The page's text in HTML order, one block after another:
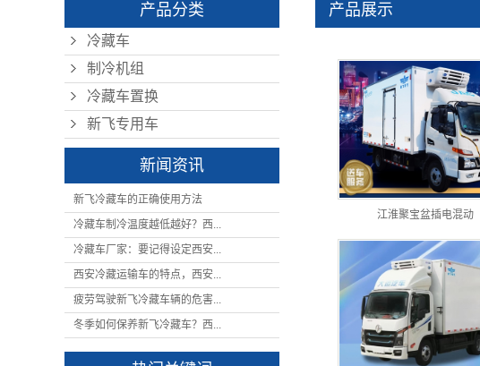
产品分类
冷藏车
制冷机组
冷藏车置换
新飞专用车
新闻资讯
新飞冷藏车的正确使用方法
冷藏车制冷温度越低越好？西...
冷藏车厂家：要记得设定西安...
西安冷藏运输车的特点，西安...
疲劳驾驶新飞冷藏车辆的危害...
冬季如何保养新飞冷藏车？西...
产品展示
江淮聚宝盆插电混动